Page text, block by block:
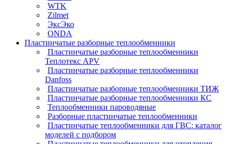
WTK
Zilmet
ЭксЭко
ONDA
Пластинчатые разборные теплообменники
Пластинчатые разборные теплообменники
Теплотекс APV
Пластинчатые разборные теплообменники
Danfoss
Пластинчатые разборные теплообменники ТИЖ
Пластинчатые разборные теплообменники КC
Теплообменники пароводяные
Разборные пластинчатые теплообменники
Пластинчатые теплообменники для ГВС: каталог
моделей с подбором